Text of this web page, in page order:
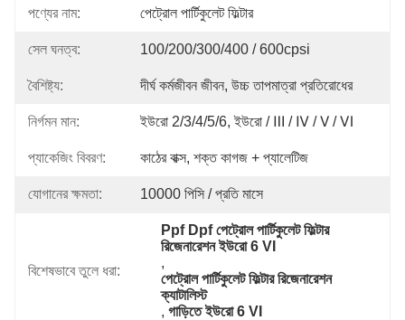
পণ্যের নাম: পেট্রোল পার্টিকুলেট ফিল্টার
সেল ঘনত্ব: 100/200/300/400 / 600cpsi
বৈশিষ্ট্য: দীর্ঘ কর্মজীবন জীবন, উচ্চ তাপমাত্রা প্রতিরোধের
নির্গমন মান: ইউরো 2/3/4/5/6, ইউরো / Ⅲ / Ⅳ / Ⅴ / Ⅵ
প্যাকেজিং বিবরণ: কাঠের বাক্স, শক্ত কাগজ + প্যালেটিজ
যোগানের ক্ষমতা: 10000 পিসি / প্রতি মাসে
বিশেষভাবে তুলে ধরা:
Ppf Dpf পেট্রোল পার্টিকুলেট ফিল্টার
রিজেনারেশন ইউরো 6 VI
,
পেট্রোল পার্টিকুলেট ফিল্টার রিজেনারেশন
ক্যাটালিস্ট
, গাড়িতে ইউরো 6 VI